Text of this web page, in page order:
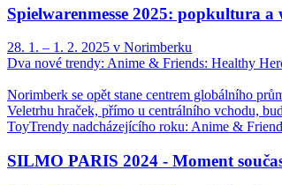
Spielwarenmesse 2025: popkultura a
28. 1. – 1. 2. 2025 v Norimberku
Dva nové trendy: Anime & Friends: Healthy
Norimberk se opět stane centrem globálního
Veletrhu hraček, přímo u centrálního vchodu,
ToyTrendy nadcházejícího roku: Anime &
SILMO PARIS 2024 - Moment